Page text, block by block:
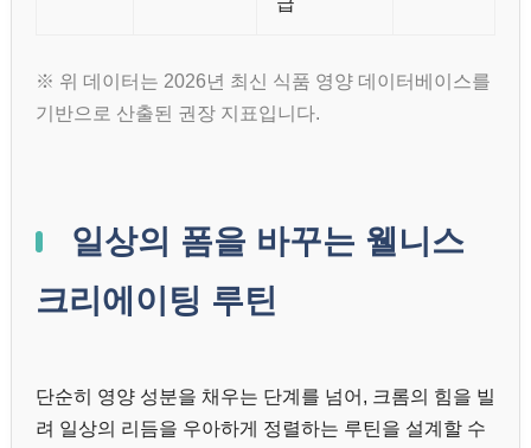
※ 위 데이터는 2026년 최신 식품 영양 데이터베이스를
기반으로 산출된 권장 지표입니다.
일상의 폼을 바꾸는 웰니스
크리에이팅 루틴
단순히 영양 성분을 채우는 단계를 넘어, 크롬의 힘을 빌
려 일상의 리듬을 우아하게 정렬하는 루틴을 설계할 수